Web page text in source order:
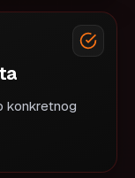
konkretnog